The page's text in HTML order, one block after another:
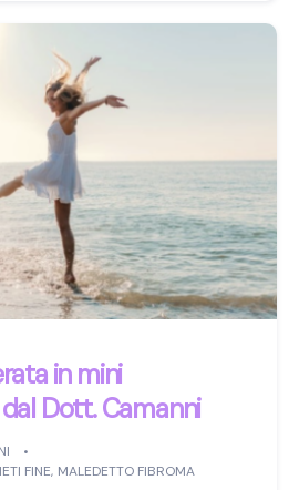
in mini
Dott. Camanni
FINE, MALEDETTO FIBROMA